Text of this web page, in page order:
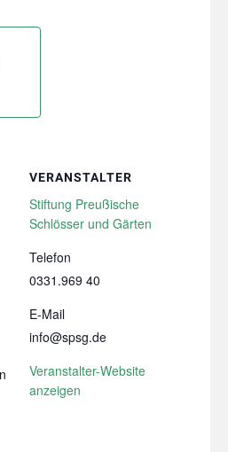
VERANSTALTER
Stiftung Preußische
Schlösser und Gärten
Telefon
0331.969 40
E-Mail
info@spsg.de
Veranstalter-Website
anzeigen